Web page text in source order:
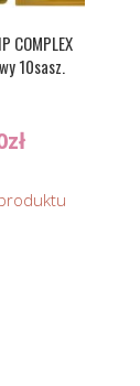
COMPLEX
10sasz.
zł